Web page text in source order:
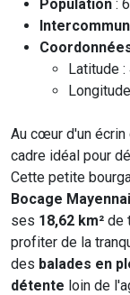
Population :
Latitude
Au cœur d'un
cadre idéal pour
Cette petite
Bocage
ses 18,62 km² de
profiter de la
des balades en
détente loin de